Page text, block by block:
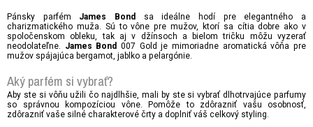
Pánsky parfém James Bond
sa ideálne hodí pre elegantného a
charizmatického muža. Sú to vône pre mužov, ktorí sa cítia dobre ako v
spoločenskom obleku, tak aj v džínsoch a bielom tričku môžu vyzerať
neodolateľne. James Bond 007 Gold je mimoriadne aromatická vôňa pre
mužov spájajúca bergamot, jablko a pelargónie.
Aký parfém si vybrať?
Aby ste si vôňu užili čo najdlhšie, mali by ste si vybrať dlhotrvajúce parfumy
so správnou kompozíciou vône. Pomôže to zdôrazniť vašu osobnosť,
zdôrazniť vaše silné charakterové črty a doplniť váš celkový styling.